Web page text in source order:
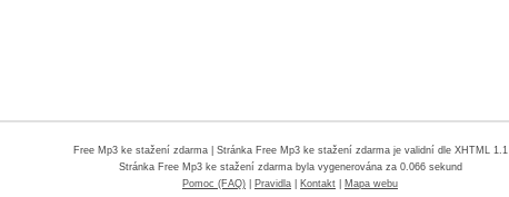
Free Mp3 ke stažení zdarma| Stránka Free Mp3 ke stažení zdarma je validní dle XHTML 1.1
Stránka Free Mp3 ke stažení zdarmabyla vygenerována za 0.066 sekund
Pomoc (FAQ)
Pravidla Kontakt Mapa webu